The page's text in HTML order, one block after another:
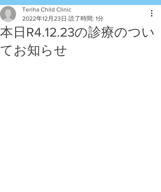
本日R4.12.23の診療のつい
てお知らせ
Teriha Child Clinic
2022年12月23日 読了時間: 1分